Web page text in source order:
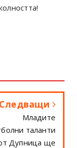
Следващи
Младите
таланти
Дупница ще